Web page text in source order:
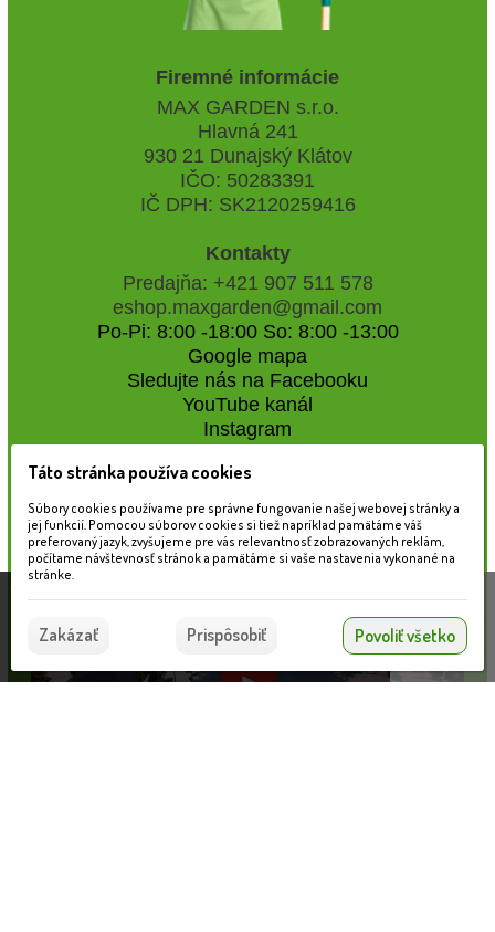
Firemné informácie
MAX GARDEN s.r.o.
Hlavná 241
930 21 Dunajský Klátov
IČO: 50283391
IČ DPH: SK2120259416
Kontakty
Predajňa: +421 907 511 578
eshop.maxgarden@gmail.com
Po-Pi: 8:00 -18:00 So: 8:00 -13:00
Google mapa
Sledujte nás na Facebooku
YouTube kanál
Instagram
Naše záhradné centrum
Táto stránka používa súbory cookies, ktoré nám
pomáhajú poskytovať služby. Používaním našich
služieb vyjadrujete súhlas s používaním súborov
Súhlasím
Táto stránka používa cookies
Súbory cookies používame pre správne fungovanie našej webovej stránky a
jej funkcií. Pomocou súborov cookies si tiež napríklad pamätáme váš
preferovaný jazyk, zvyšujeme pre vás relevantnosť zobrazovaných reklám,
počítame návštevnosť stránok a pamätáme si vaše nastavenia vykonané na
stránke.
Zakázať Prispôsobiť Povoliť všetko